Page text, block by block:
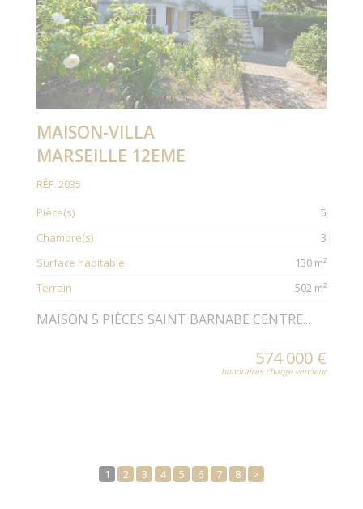
MAISON-VILLA
MARSEILLE 12EME
RÉF. 2035
Pièce(s)
5
Chambre(s)
3
Surface habitable
130 m²
Terrain
502 m²
MAISON 5 PIÈCES SAINT BARNABE CENTRE...
574 000 €
honoraires charge vendeur
1 2 3 4 5 6 7 8 >